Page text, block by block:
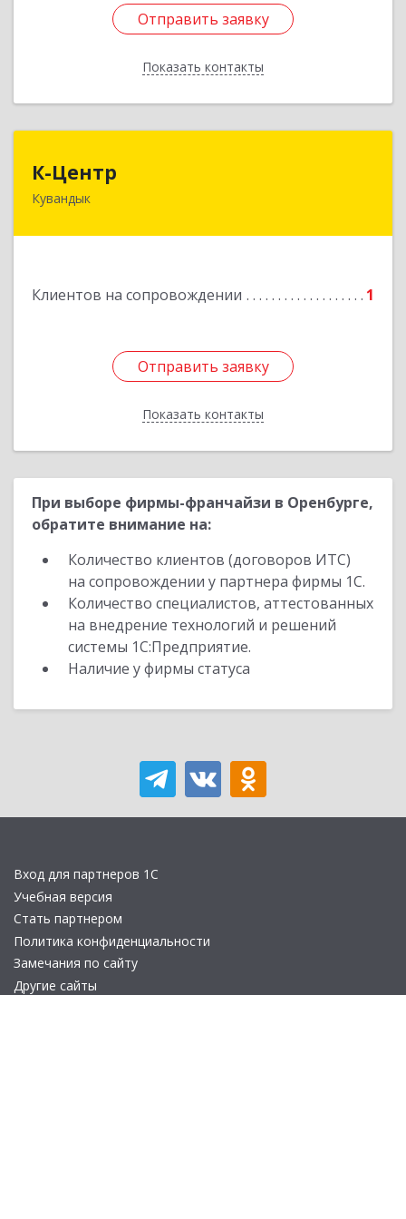
Отправить заявку
Показать контакты
Отправить заявку
Назад
К-Центр
Кувандык
Клиентов на сопровождении 1
Отправить заявку
Показать контакты
462243, Оренбургская обл, Кувандыкский р-н,
Отправить заявку
Назад
При выборе фирмы-франчайзи в Оренбурге,
обратите внимание на:
Количество клиентов (договоров ИТС)
на сопровождении у партнера фирмы 1С.
Количество специалистов, аттестованных
на внедрение технологий и решений
системы 1С:Предприятие.
Наличие у фирмы статуса
Вход для партнеров 1С
Учебная версия
Стать партнером
Политика конфиденциальности
Замечания по сайту
Другие сайты